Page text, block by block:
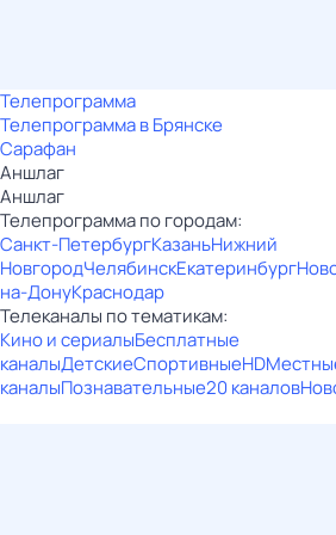
Телепрограмма
Телепрограмма в Брянске
Сарафан
Аншлаг
Аншлаг
Телепрограмма по городам:
Санкт-ПетербургКазаньНижний
НовгородЧелябинскЕкатеринбург
на-ДонуКраснодар
Телеканалы по тематикам:
Кино и сериалыБесплатные
каналыДетскиеСпортивныеHD
каналыПознавательные20 каналов